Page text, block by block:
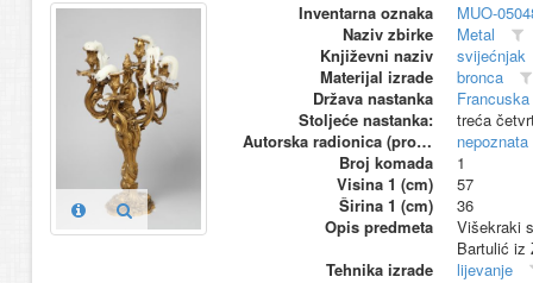
Inventarna oznaka
MUO-
Naziv zbirke
Metal
Književni naziv
svijećnjak
Materijal izrade
bronca
Država nastanka
Francuska
Stoljeće nastanka:
treća
Autorska radionica (proizvođač)
nepoznata
Broj komada
1
Visina 1 (cm)
57
Širina 1 (cm)
36
Opis predmeta
Višekraki
Bartulić iz
Tehnika izrade
lijevanje